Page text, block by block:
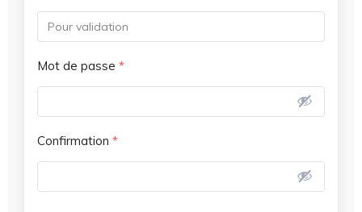
Mot de passe *
Confirmation *